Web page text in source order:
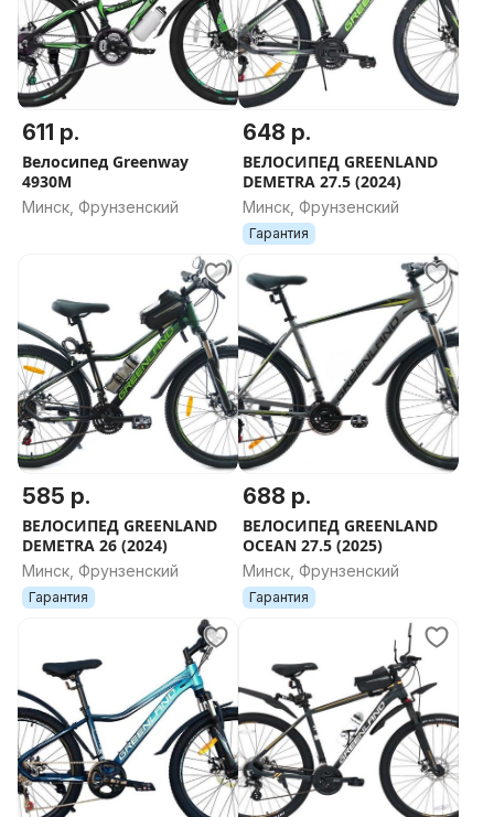
611 р.
Велосипед Greenway
4930M
Минск, Фрунзенский
648 р.
ВЕЛОСИПЕД GREENLAND
DEMETRA 27.5 (2024)
Минск, Фрунзенский
Гарантия
585 р.
ВЕЛОСИПЕД GREENLAND
DEMETRA 26 (2024)
Минск, Фрунзенский
Гарантия
688 р.
ВЕЛОСИПЕД GREENLAND
OCEAN 27.5 (2025)
Минск, Фрунзенский
Гарантия